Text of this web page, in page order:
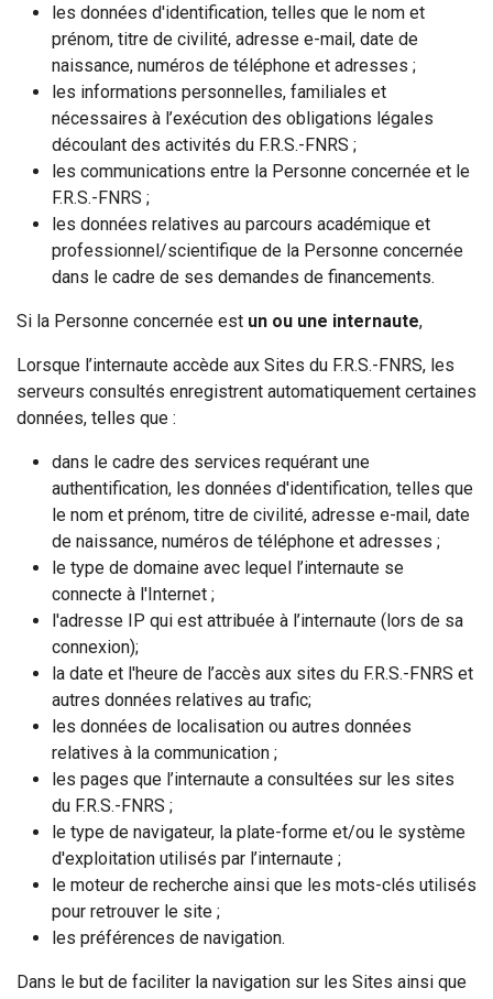
les données d'identification, telles que le nom et
prénom, titre de civilité, adresse e-mail, date de
naissance, numéros de téléphone et adresses ;
les informations personnelles, familiales et
nécessaires à l’exécution des obligations légales
découlant des activités du F.R.S.-FNRS ;
les communications entre la Personne concernée et le
F.R.S.-FNRS ;
les données relatives au parcours académique et
professionnel/scientifique de la Personne concernée
dans le cadre de ses demandes de financements.
Si la Personne concernée est un ou une internaute,
Lorsque l’internaute accède aux Sites du F.R.S.-FNRS, les
serveurs consultés enregistrent automatiquement certaines
données, telles que :
dans le cadre des services requérant une
authentification, les données d'identification, telles que
le nom et prénom, titre de civilité, adresse e-mail, date
de naissance, numéros de téléphone et adresses ;
le type de domaine avec lequel l’internaute se
connecte à l'Internet ;
l'adresse IP qui est attribuée à l’internaute (lors de sa
connexion);
la date et l'heure de l’accès aux sites du F.R.S.-FNRS et
autres données relatives au trafic;
les données de localisation ou autres données
relatives à la communication ;
les pages que l’internaute a consultées sur les sites
du F.R.S.-FNRS ;
le type de navigateur, la plate-forme et/ou le système
d'exploitation utilisés par l’internaute ;
le moteur de recherche ainsi que les mots-clés utilisés
pour retrouver le site ;
les préférences de navigation.
Dans le but de faciliter la navigation sur les Sites ainsi que